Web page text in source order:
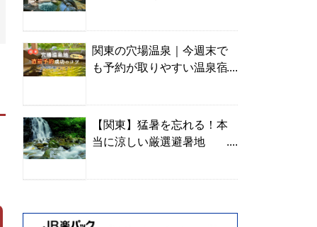
関東の穴場温泉｜今週末で
も予約が取りやすい温泉宿
【関東】猛暑を忘れる！本
当に涼しい厳選避暑地